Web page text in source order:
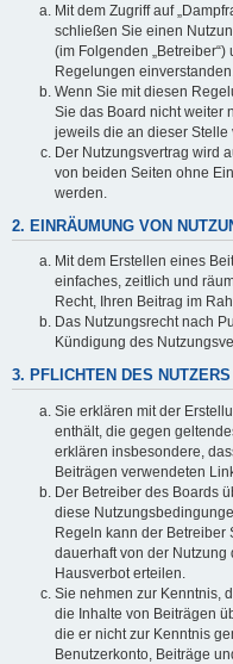
Mit dem Zugriff auf
schließen Sie einen
(im Folgenden
Regelungen
Wenn Sie mit diesen
Sie das Board nicht weiter
jeweils die an dieser
Der Nutzungsvertrag wird
von beiden Seiten ohne
werden.
2. EINRÄUMUNG VON
Mit dem Erstellen eines
einfaches, zeitlich und
Recht, Ihren Beitrag im
Das Nutzungsrecht nach
Kündigung des
3. PFLICHTEN DES NUTZERS
Sie erklären mit der
enthält, die gegen
erklären insbesondere,
Beiträgen verwendeten
Der Betreiber des Boards
diese
Regeln kann der Betreiber
dauerhaft von der
Hausverbot erteilen.
Sie nehmen zur Kenntnis,
die Inhalte von Beiträgen
die er nicht zur Kenntnis
Benutzerkonto, Beiträge